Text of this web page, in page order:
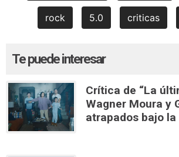
rock 5.0 criticas
Te puede interesar
Crítica de “La
Wagner Moura y
atrapados bajo la